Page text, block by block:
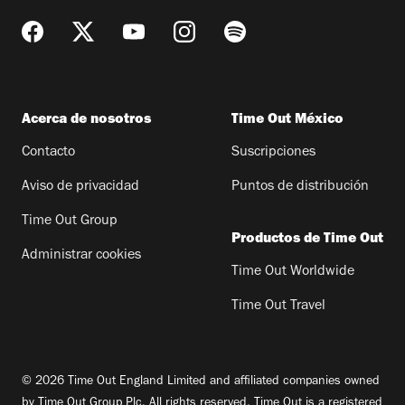
Acerca de nosotros
Contacto
Aviso de privacidad
Time Out Group
Administrar cookies
Time Out México
Suscripciones
Puntos de distribución
Productos de Time Out
Time Out Worldwide
Time Out Travel
© 2026 Time Out England Limited and affiliated companies owned